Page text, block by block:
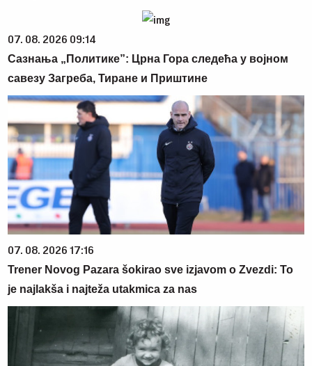
07. 08. 2026 09:14
Сазнања „Политике”: Црна Гора следећа у војном
савезу Загреба, Тиране и Приштине
07. 08. 2026 17:16
Trener Novog Pazara šokirao sve izjavom o Zvezdi: To
je najlakša i najteža utakmica za nas